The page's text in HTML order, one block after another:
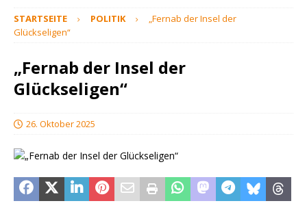
STARTSEITE POLITIK
„Fernab der Insel der
Glückseligen“
„Fernab der Insel der
Glückseligen“
26. Oktober 2025